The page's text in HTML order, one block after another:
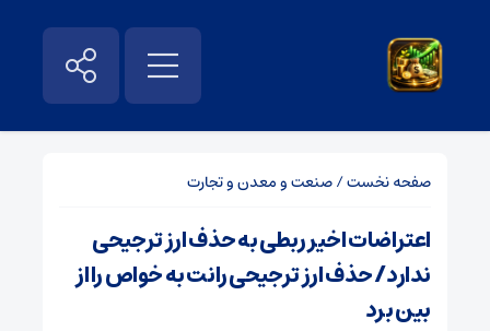
صفحه نخست/صنعت و معدن و تجارت
اعتراضات اخیر ربطی به حذف ارز ترجیحی
ندارد/ حذف ارز ترجیحی رانت به خواص را از
بین برد